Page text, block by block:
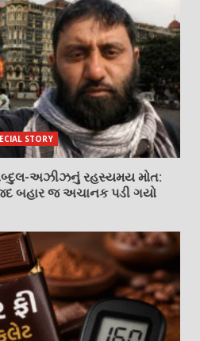
STORY
અઝીઝનું રહસ્યમય મોત:
બહાર જ અચાનક પડી ગયો